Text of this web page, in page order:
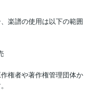
楽譜の使用は以下の範囲
権者や著作権管理団体か